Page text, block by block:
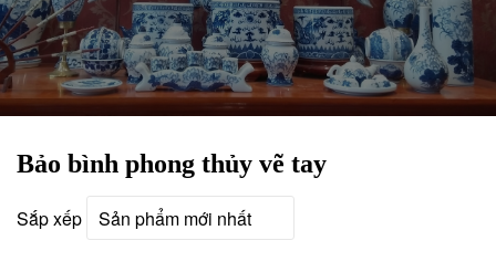
Bảo bình phong thủy vẽ tay
Sắp xếp